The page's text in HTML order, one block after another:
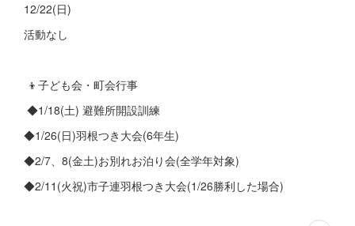
12/22(日)
活動なし
👦子ども会・町会行事
◆1/18(土) 避難所開設訓練
◆1/26(日)羽根つき大会(6年生)
◆2/7、8(金土)お別れお泊り会(全学年対象)
◆2/11(火祝)市子連羽根つき大会(1/26勝利した場合)